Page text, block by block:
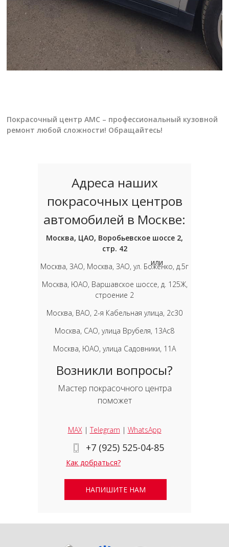
Покрасочный центр АМС – профессиональный кузовной
ремонт любой сложности! Обращайтесь!
Адреса наших
покрасочных центров
автомобилей в Москве:
Москва, ЦАО, Воробьевское шоссе 2,
стр. 42
Москва, ЗАО, Москва, ЗАО, ул. Боженко, д.5г
Москва, ЮАО, Варшавское шоссе, д. 125Ж,
строение 2
Москва, ВАО, 2-я Кабельная улица, 2с30
Москва, САО, улица Врубеля, 13Ас8
Москва, ЮАО, улица Садовники, 11А
Возникли вопросы?
Мастер покрасочного центра
поможет
MAX|Telegram | WhatsApp
+7 (925) 525-04-85
Как добраться?
или
НАПИШИТЕ НАМ